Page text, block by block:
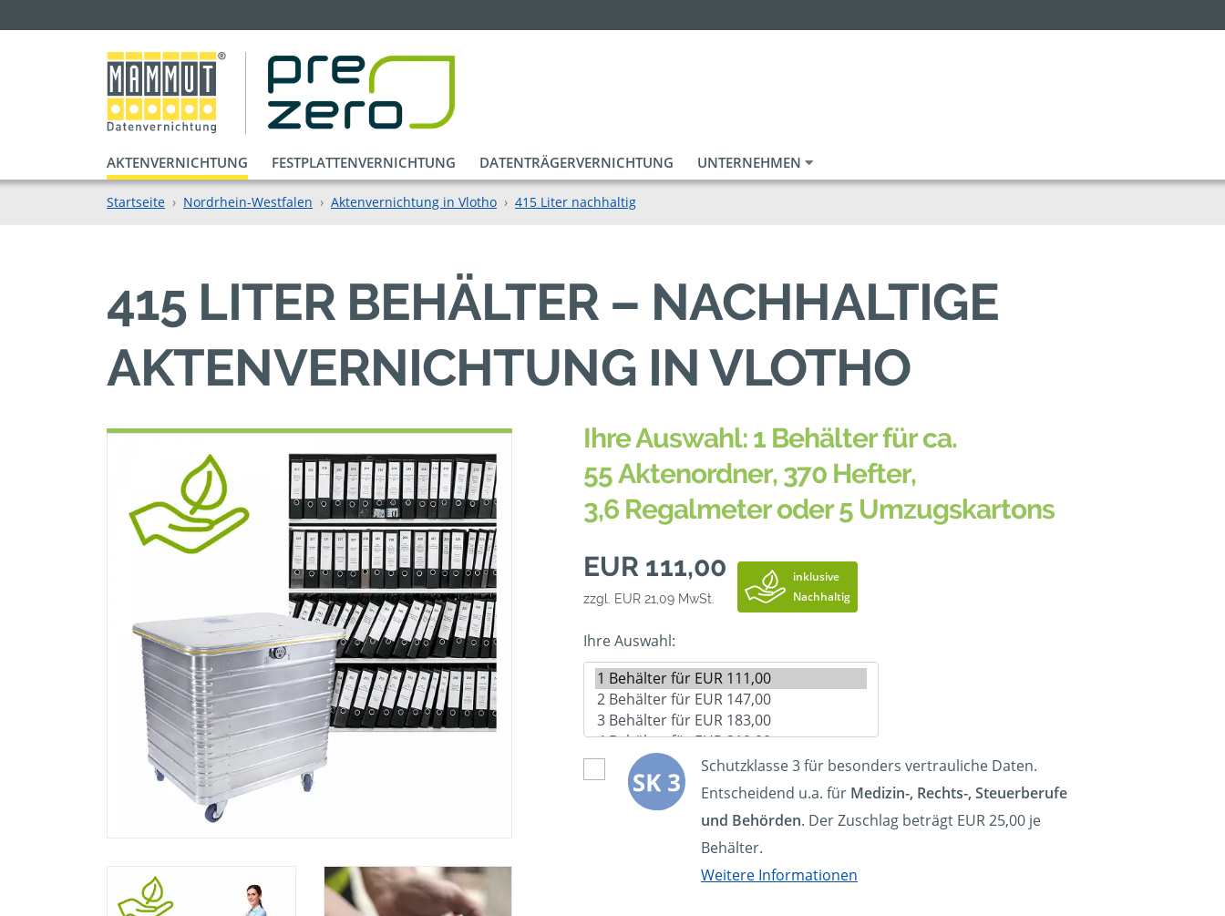
AKTENVERNICHTUNG FESTPLATTENVERNICHTUNG DATENTRÄGERVERNICHTUNG UNTERNEHMEN
Startseite Nordrhein-Westfalen Aktenvernichtung in Vlotho 415 Liter nachhaltig
415 LITER BEHÄLTER – NACHHALTIGE
AKTENVERNICHTUNG IN VLOTHO
Ihre Auswahl: 1 Behälter für ca.
55 Aktenordner, 370 Hefter,
3,6 Regalmeter oder 5 Umzugskartons
EUR 111,00
zzgl. EUR 21,09 MwSt.
inklusive
Nachhaltig
Ihre Auswahl:
Schutzklasse 3 für besonders vertrauliche Daten.
Entscheidend u.a. für Medizin-, Rechts-, Steuerberufe
und Behörden. Der Zuschlag beträgt EUR 25,00 je
Behälter.
Weitere Informationen